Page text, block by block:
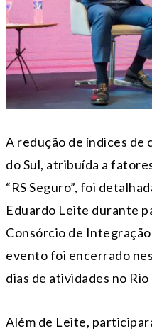
A redução de índices de
do Sul, atribuída a
“RS Seguro”, foi
Eduardo Leite durante
Consórcio de Integração
evento foi encerrado
dias de atividades no
Além de Leite,